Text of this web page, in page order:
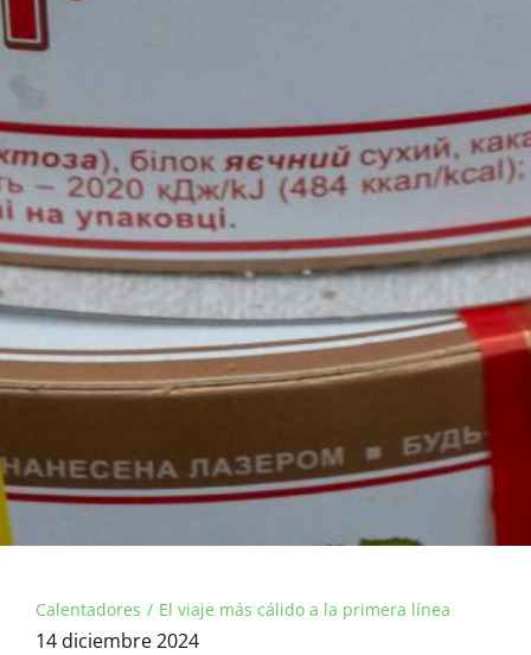
Calentadores El viaje más cálido a la primera línea
14 diciembre 2024